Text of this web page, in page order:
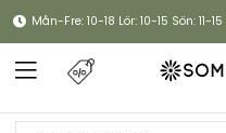
Mån-Fre: 10-18 Lör: 10-15 Sön: 11-15